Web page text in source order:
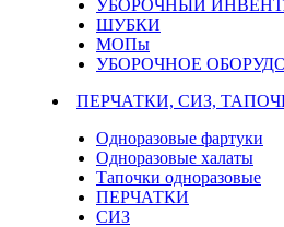
УБОРОЧНЫЙ
ШУБКИ
МОПы
УБОРОЧНОЕ
ПЕРЧАТКИ, СИЗ,
Одноразовые фартуки
Одноразовые халаты
Тапочки одноразовые
ПЕРЧАТКИ
СИЗ